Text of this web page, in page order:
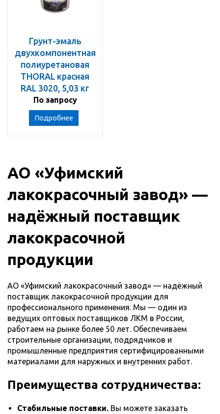
Грунт-эмаль
двухкомпонентная
полиуретановая
THORAL красная
RAL 3020, 5,03 кг
По запросу
Подробнее
АО «Уфимский
лакокрасочный завод» —
надёжный поставщик
лакокрасочной
продукции
АО «Уфимский лакокрасочный завод» — надёжный
поставщик лакокрасочной продукции для
профессионального применения. Мы — один из
ведущих оптовых поставщиков ЛКМ в России,
работаем на рынке более 50 лет. Обеспечиваем
строительные организации, подрядчиков и
промышленные предприятия сертифицированными
материалами для наружных и внутренних работ.
Преимущества сотрудничества:
Стабильные поставки. Вы можете заказать